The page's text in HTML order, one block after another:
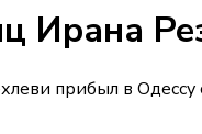
Ирана
прибыл в Одессу